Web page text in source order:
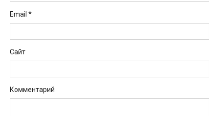
Email *
Сайт
Комментарий